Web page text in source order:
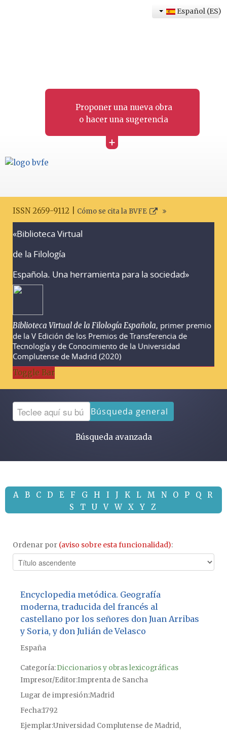
Proponer una nueva obra
o hacer una sugerencia
+
Español (ES)
ISSN 2659-9112 | Cómo se cita la BVFE
«Biblioteca Virtual
de la Filología
Española. Una herramienta para la sociedad»
Biblioteca Virtual de la Filología Española, primer premio
de la V Edición de los Premios de Transferencia de
Tecnología y de Conocimiento de la Universidad
Complutense de Madrid (2020)
Toggle Bar
Búsqueda general
Búsqueda avanzada
A B C D E F G H I J K L M N O P Q
R
S
T U V W X Y Z
Ordenar por (aviso sobre esta funcionalidad):
Encyclopedia metódica. Geografía
moderna, traducida del francés al
castellano por los señores don Juan Arribas
y Soria, y don Julián de Velasco
España
Categoría:Diccionarios y obras lexicográficas
Impresor/Editor Imprenta de Sancha
Lugar de impresiónMadrid
Fecha1792
Ejemplar Universidad Complutense de Madrid,